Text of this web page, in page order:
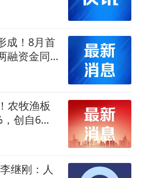
成！8月首
融资金同
农牧渔板
创自6月
继刚：人